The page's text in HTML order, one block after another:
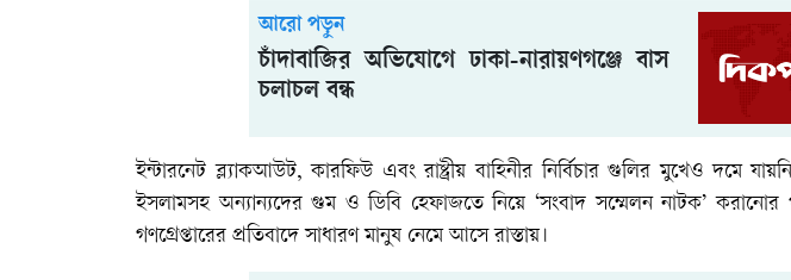
আরো পড়ুন
চাঁদাবাজির অভিযোগে ঢাকা-নারায়ণগঞ্জে বাস
চলাচল বন্ধ
ইন্টারনেট ব্ল্যাকআউট, কারফিউ এবং রাষ্ট্রীয় বাহিনীর নির্বিচার গুলির মুখেও দমে
ইসলামসহ অন্যান্যদের গুম ও ডিবি হেফাজতে নিয়ে ‘সংবাদ সম্মেলন নাটক’
গণগ্রেপ্তারের প্রতিবাদে সাধারণ মানুষ নেমে আসে রাস্তায়।